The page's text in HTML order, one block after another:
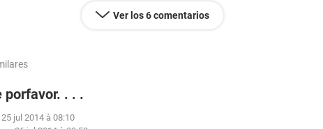
Ver los 6 comentarios
porfavor. . . .
25 jul 2014 à 08:10